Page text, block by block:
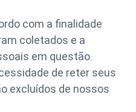
com a finalidade
coletados e a
em questão.
de reter seus
excluídos de nossos